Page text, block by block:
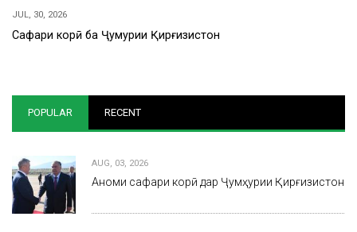
JUL, 30, 2026
Сафари корӣ ба Ҷумҳурии Қирғизистон
POPULAR RECENT
AUG, 03, 2026
Анҷоми сафари корӣ дар Ҷумҳурии Қирғизистон